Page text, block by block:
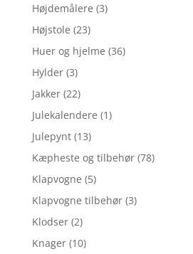
Højdemålere (3)
Højstole (23)
Huer og hjelme (36)
Hylder (3)
Jakker (22)
Julekalendere (1)
Julepynt (13)
Kæpheste og tilbehør (78)
Klapvogne (5)
Klapvogne tilbehør (3)
Klodser (2)
Knager (10)